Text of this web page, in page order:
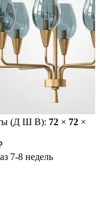
(Д Ш В): 72 × 72 ×
7-8 недель